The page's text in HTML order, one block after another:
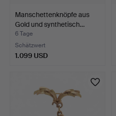
Manschettenknöpfe aus
Gold und synthetisch…
6 Tage
Schätzwert
1.099 USD